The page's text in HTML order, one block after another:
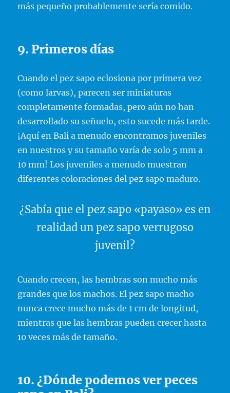
más pequeño probablemente sería comido.
9. Primeros días
Cuando el pez sapo eclosiona por primera vez
(como larvas), parecen ser miniaturas
completamente formadas, pero aún no han
desarrollado su señuelo, esto sucede más tarde.
¡Aquí en Bali a menudo encontramos juveniles
en nuestros y su tamaño varía de solo 5 mm a
10 mm! Los juveniles a menudo muestran
diferentes coloraciones del pez sapo maduro.
¿Sabía que el pez sapo «payaso» es en
realidad un pez sapo verrugoso
juvenil?
Cuando crecen, las hembras son mucho más
grandes que los machos. El pez sapo macho
nunca crece mucho más de 1 cm de longitud,
mientras que las hembras pueden crecer hasta
10 veces más de tamaño.
10. ¿Dónde podemos ver peces